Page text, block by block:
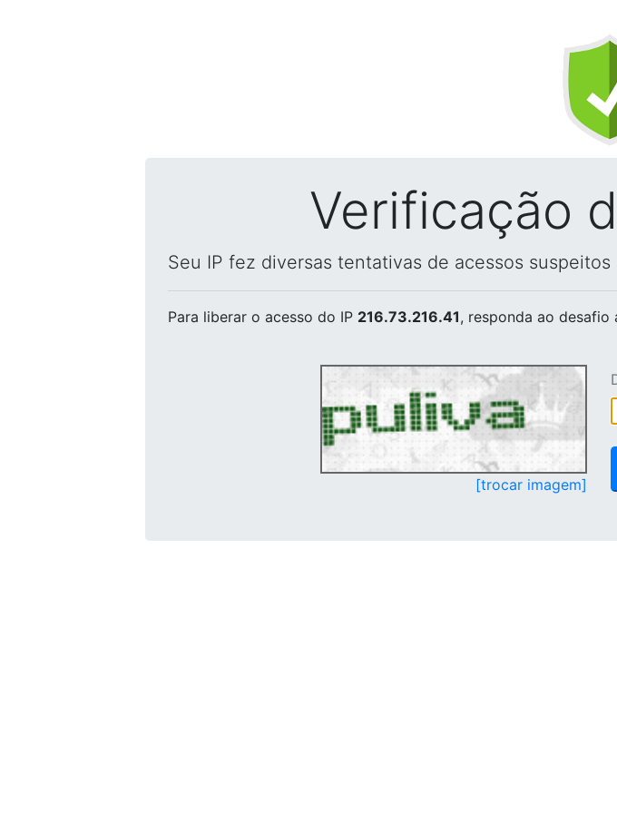
Verificação
Seu IP fez diversas tentativas de acessos
Para liberar o acesso do IP 216.73.216.41, responda ao desafio
[trocar imagem]